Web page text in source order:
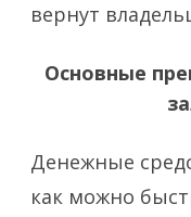
вернут
Основные
Денежные
как можно